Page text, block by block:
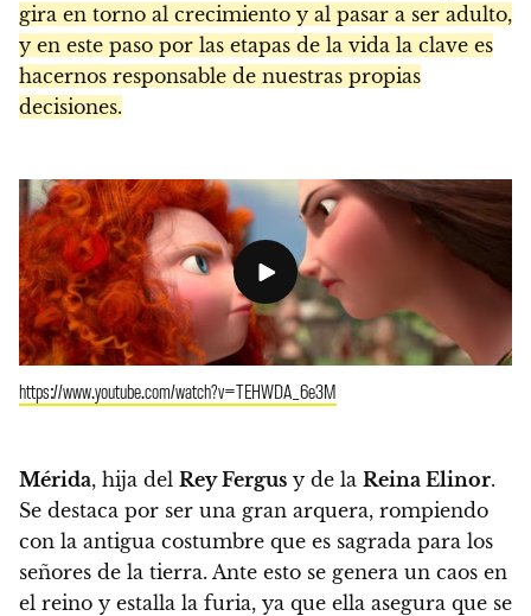
gira en torno al crecimiento y al pasar a ser adulto,
y en este paso por las etapas de la vida la clave es
hacernos responsable de nuestras propias
decisiones.
https://www.youtube.com/watch?v=TEHWDA_6e3M
Mérida, hija del Rey Fergus y de la Reina Elinor.
Se destaca por ser una gran arquera, rompiendo
con la antigua costumbre que es sagrada para los
señores de la tierra. Ante esto se genera un caos en
el reino y estalla la furia, ya que ella asegura que se